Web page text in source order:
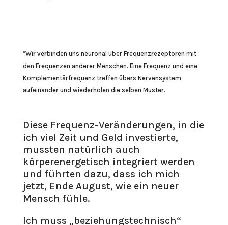
*Wir verbinden uns neuronal über Frequenzrezeptoren mit
den Frequenzen anderer Menschen. Eine Frequenz und eine
Komplementärfrequenz treffen übers Nervensystem
aufeinander und wiederholen die selben Muster.
Diese Frequenz-Veränderungen, in die
ich viel Zeit und Geld investierte,
mussten natürlich auch
körperenergetisch integriert werden
und führten dazu, dass ich mich
jetzt, Ende August, wie ein neuer
Mensch fühle.
Ich muss „beziehungstechnisch“